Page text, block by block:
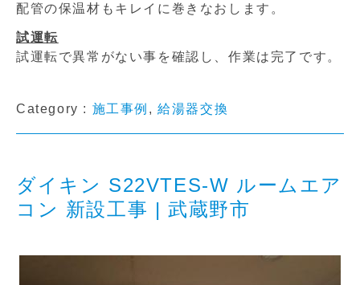
配管の保温材もキレイに巻きなおします。
試運転
試運転で異常がない事を確認し、作業は完了です。
Category : 施工事例 ,給湯器交換
ダイキン S22VTES-W ルームエア
コン 新設工事 | 武蔵野市